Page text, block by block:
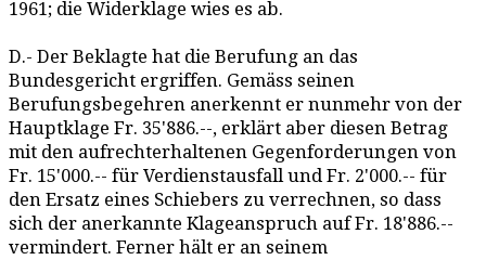
1961; die Widerklage wies es ab.
D.- Der Beklagte hat die Berufung an das
Bundesgericht ergriffen. Gemäss seinen
Berufungsbegehren anerkennt er nunmehr von der
Hauptklage Fr. 35'886.--, erklärt aber diesen Betrag
mit den aufrechterhaltenen Gegenforderungen von
Fr. 15'000.-- für Verdienstausfall und Fr. 2'000.-- für
den Ersatz eines Schiebers zu verrechnen, so dass
sich der anerkannte Klageanspruch auf Fr. 18'886.--
vermindert. Ferner hält er an seinem